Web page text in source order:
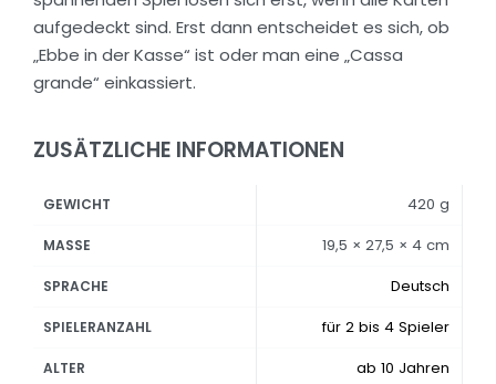
aufgedeckt sind. Erst dann entscheidet es sich, ob
„Ebbe in der Kasse“ ist oder man eine „Cassa
grande“ einkassiert.
ZUSÄTZLICHE INFORMATIONEN
GEWICHT 420 g
MASSE 19,5 × 27,5 × 4 cm
SPRACHE Deutsch
SPIELERANZAHL für 2 bis 4 Spieler
ALTER ab 10 Jahren